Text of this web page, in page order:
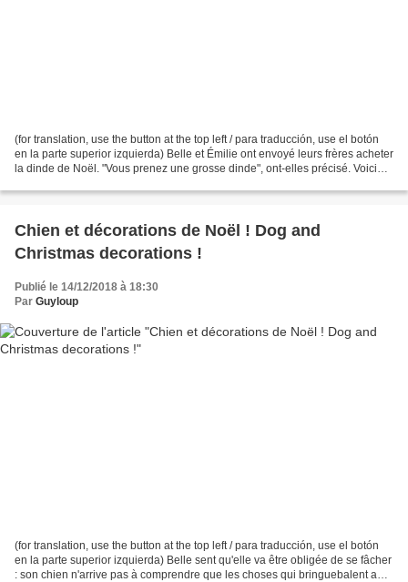
(for translation, use the button at the top left / para traducción, use el botón
en la parte superior izquierda) Belle et Émilie ont envoyé leurs frères acheter
la dinde de Noël. "Vous prenez une grosse dinde", ont-elles précisé. Voici
Chien et décorations de Noël ! Dog and
Christmas decorations !
Publié le 14/12/2018 à 18:30
Par Guyloup
(for translation, use the button at the top left / para traducción, use el botón
en la parte superior izquierda) Belle sent qu'elle va être obligée de se fâcher
: son chien n'arrive pas à comprendre que les choses qui bringuebalent au